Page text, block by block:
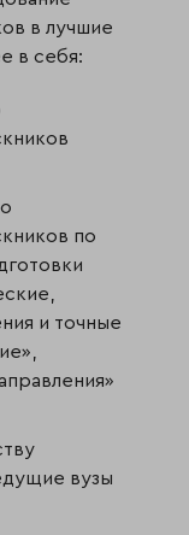
в лучшие
в себя:
по
и точные
вузы